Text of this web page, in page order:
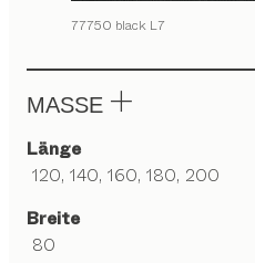
77750 black L7
MASSE
Länge
120, 140, 160, 180, 200
Breite
80